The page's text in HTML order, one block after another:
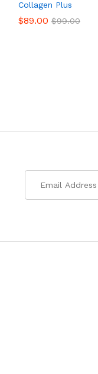
Collagen Plus
$89.00 $99.00